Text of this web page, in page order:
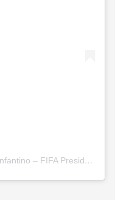
Um post compartilhado por Gianni Infantino – FIFA President (@gianni_infantino)